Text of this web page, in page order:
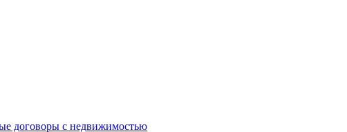
договоры с недвижимостью